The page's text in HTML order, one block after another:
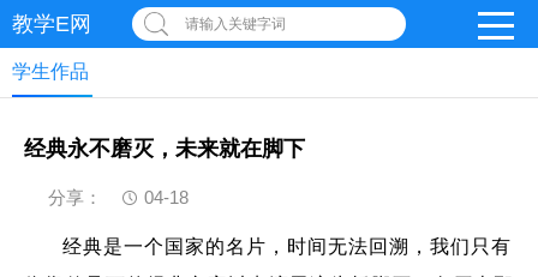
教学E网 请输入关键字词
学生作品
经典永不磨灭，未来就在脚下
分享： 04-18
经典是一个国家的名片，时间无法回溯，我们只有